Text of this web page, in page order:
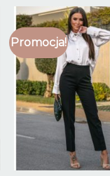
Promocja!